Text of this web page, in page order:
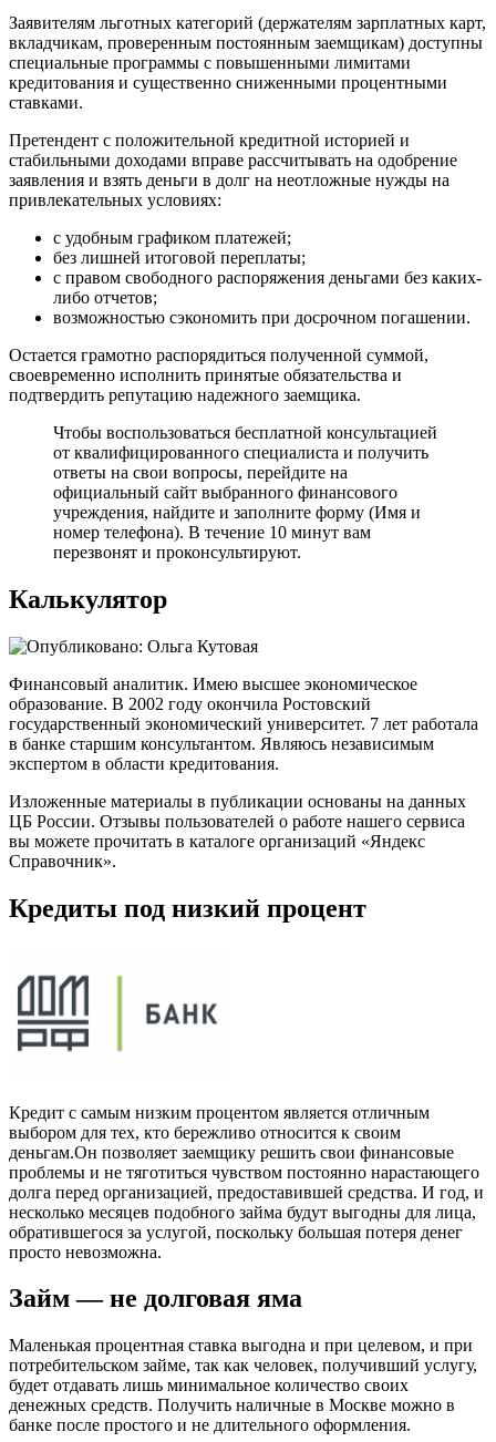
Заявителям льготных категорий (держателям зарплатных карт,
вкладчикам, проверенным постоянным заемщикам) доступны
специальные программы с повышенными лимитами
кредитования и существенно сниженными процентными
ставками.
Претендент с положительной кредитной историей и
стабильными доходами вправе рассчитывать на одобрение
заявления и взять деньги в долг на неотложные нужды на
привлекательных условиях:
с удобным графиком платежей;
без лишней итоговой переплаты;
с правом свободного распоряжения деньгами без каких-
либо отчетов;
возможностью сэкономить при досрочном погашении.
Остается грамотно распорядиться полученной суммой,
своевременно исполнить принятые обязательства и
подтвердить репутацию надежного заемщика.
Чтобы воспользоваться бесплатной консультацией
от квалифицированного специалиста и получить
ответы на свои вопросы, перейдите на
официальный сайт выбранного финансового
учреждения, найдите и заполните форму (Имя и
номер телефона). В течение 10 минут вам
перезвонят и проконсультируют.
Калькулятор
Финансовый аналитик. Имею высшее экономическое
образование. В 2002 году окончила Ростовский
государственный экономический университет. 7 лет работала
в банке старшим консультантом. Являюсь независимым
экспертом в области кредитования.
Изложенные материалы в публикации основаны на данных
ЦБ России. Отзывы пользователей о работе нашего сервиса
вы можете прочитать в каталоге организаций «Яндекс
Справочник».
Кредиты под низкий процент
Кредит с самым низким процентом является отличным
выбором для тех, кто бережливо относится к своим
деньгам.Он позволяет заемщику решить свои финансовые
проблемы и не тяготиться чувством постоянно нарастающего
долга перед организацией, предоставившей средства. И год, и
несколько месяцев подобного займа будут выгодны для лица,
обратившегося за услугой, поскольку большая потеря денег
просто невозможна.
Займ — не долговая яма
Маленькая процентная ставка выгодна и при целевом, и при
потребительском займе, так как человек, получивший услугу,
будет отдавать лишь минимальное количество своих
денежных средств. Получить наличные в Москве можно в
банке после простого и не длительного оформления.